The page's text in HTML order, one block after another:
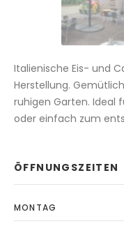
Italienische Eis- und
Herstellung.
ruhigen Garten. Ideal
oder einfach zum
ÖFFNUNGSZEITEN
MONTAG